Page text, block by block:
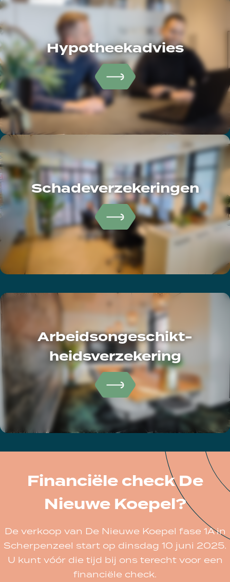
Hypotheekadvies
Schadeverzekeringen
Arbeidsongeschikt-
heidsverzekering
Financiële check De
Nieuwe Koepel?
De verkoop van De Nieuwe Koepel fase 1A in
Scherpenzeel start op dinsdag 10 juni 2025.
U kunt vóór die tijd bij ons terecht voor een
financiële check.